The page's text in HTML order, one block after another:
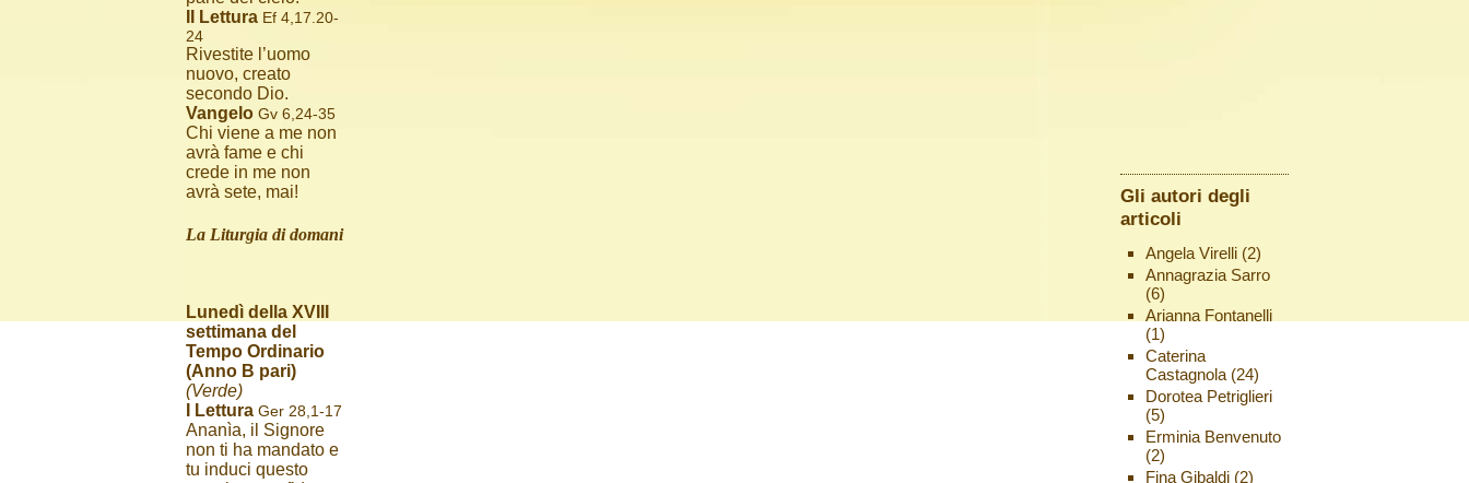
II Lettura Ef 4,17.20-
24
Rivestite l’uomo
nuovo, creato
secondo Dio.
Vangelo Gv 6,24-35
Chi viene a me non
avrà fame e chi
crede in me non
avrà sete, mai!
La Liturgia di domani
Lunedì della XVIII
settimana del
Tempo Ordinario
(Anno B pari)
(Verde)
I Lettura Ger 28,1-17
Ananìa, il Signore
non ti ha mandato e
tu induci questo
Gli autori degli
articoli
Angela Virelli(2)
Annagrazia Sarro
(6)
Arianna Fontanelli
(1)
Caterina
Castagnola(24)
Dorotea Petriglieri
(5)
Erminia Benvenuto
(2)
Fina Gibaldi(2)